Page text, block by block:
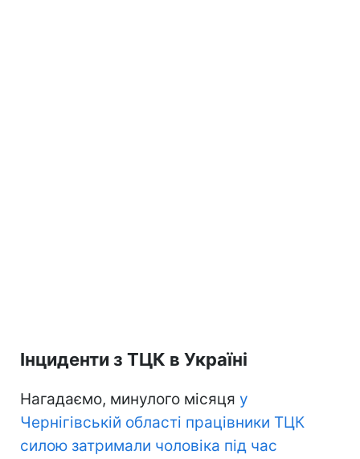
Інциденти з ТЦК в Україні
Нагадаємо, минулого місяця у
Чернігівській області працівники ТЦК
силою затримали чоловіка під час